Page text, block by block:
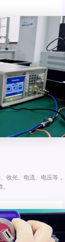
收光、电流、电压等，